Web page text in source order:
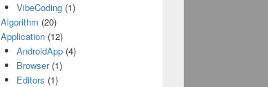
VibeCoding(1)
Algorithm (20)
Application (12)
AndroidApp(4)
Browser(1)
Editors (1)